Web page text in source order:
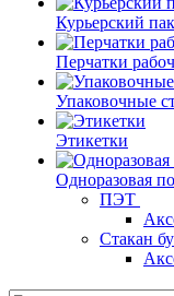
Курьерский
Перчатки
Упаковочные
Этикетки
Одноразовая
ПЭТ
Стакан